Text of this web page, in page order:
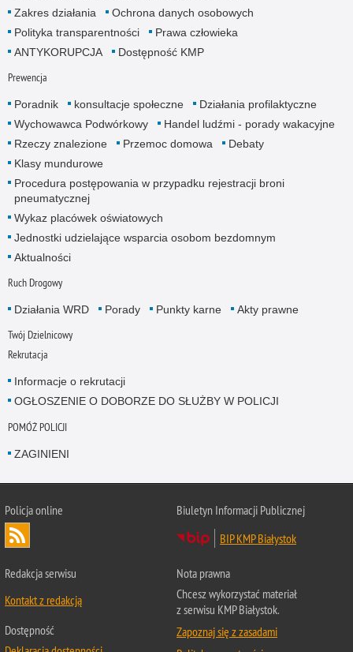
Zakres działania
Ochrona danych osobowych
Polityka transparentności
Prawa człowieka
ANTYKORUPCJA
Dostępność KMP
Prewencja
Poradnik konsultacje społeczne
Działania profilaktyczne
Wychowawca Podwórkowy
Handel ludźmi - porady wakacyjne
Rzeczy znalezione
Przemoc domowa
Debaty
Klasy mundurowe
Procedura postępowania w przypadku rejestracji broni
pneumatycznej
Wykaz placówek oświatowych
Jednostki udzielające wsparcia osobom bezdomnym
Aktualności
Ruch Drogowy
Działania WRD Porady Punkty karne Akty prawne
Twój Dzielnicowy
Rekrutacja
Informacje o rekrutacji
OGŁOSZENIE O DOBORZE DO SŁUŻBY W POLICJI
POMÓŻ POLICJI
ZAGINIENI
Policja online
Biuletyn Informacji Publicznej
BIP KMP Białystok
Redakcja serwisu
Kontakt z redakcją
Dostępność
Nota prawna
Chcesz wykorzystać materiał
z serwisu KMP Białystok.
Zapoznaj się z zasadami